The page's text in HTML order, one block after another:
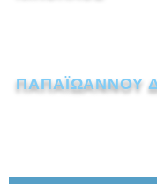
ΠΑΠΑΪΩΑΝΝΟΥ